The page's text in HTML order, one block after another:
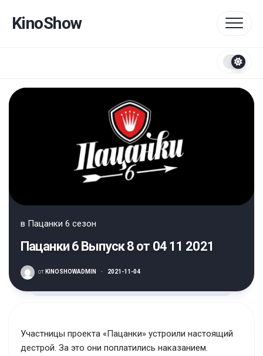
содержанию
KinoShow
в Пацанки 6 сезон
Пацанки 6 Выпуск 8 от 04 11 2021
от KINOSHOWADMIN · 2021-11-04
Участницы проекта «Пацанки» устроили настоящий
дестрой. За это они поплатились наказанием.